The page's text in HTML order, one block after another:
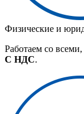
Физические и
Работаем со
С НДС.